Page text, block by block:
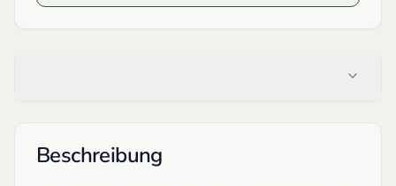
Beschreibung